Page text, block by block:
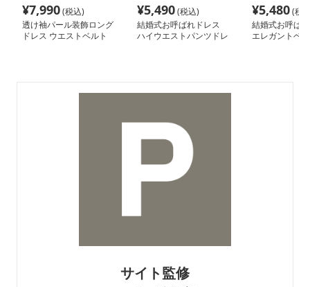
¥7,990(税込)
透け袖パール装飾ロング
ドレス ウエストベルト
¥5,490(税込)
結婚式お呼ばれドレス
ハイウエストパンツドレ
¥5,480(税
結婚式お呼ば
エレガントベ
サイト監修